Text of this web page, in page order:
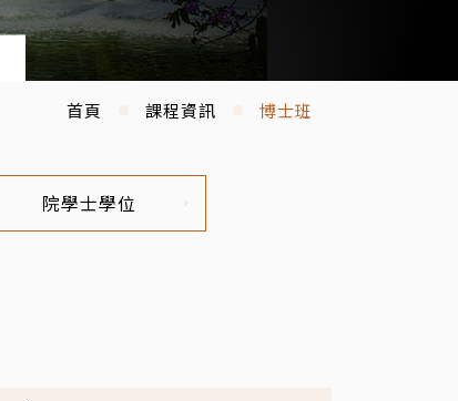
首頁 課程資訊 博士班
院學士學位